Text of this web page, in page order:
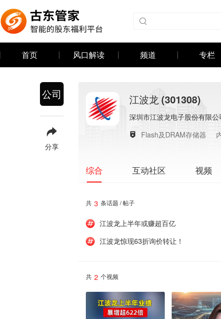
首页 风口解读 频道 专栏
公司
分享
江波龙(301308)
深圳市江波龙电子股份有限公
Flash及DRAM存储器
综合 互动社区 视频
共 3 条话题 / 帖子
江波龙上半年或赚超百亿
江波龙惊现63折询价转让！
共 2 个视频